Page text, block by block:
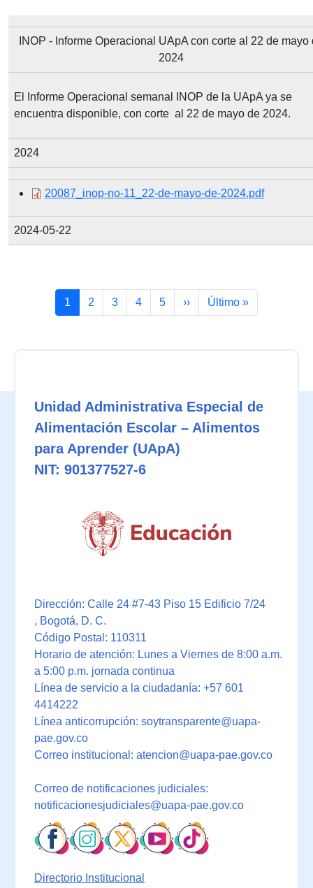
INOP - Informe Operacional UApA con corte al 22 de mayo
2024
El Informe Operacional semanal INOP de la UApA ya se
encuentra disponible, con corte al 22 de mayo de 2024.
2024
Document
20087_inop-no-11_22-de-mayo-de-2024.pdf
2024-05-22
Paginación
Page
1 Page
2 Page
3 Page
4 Page
5 Siguiente página
›› Última página
Último »
Unidad Administrativa Especial de
Alimentación Escolar – Alimentos
para Aprender (UApA)
NIT: 901377527-6
Dirección: Calle 24 #7-43 Piso 15 Edificio 7/24
, Bogotá, D. C.
Código Postal: 110311
Horario de atención: Lunes a Viernes de 8:00 a.m.
a 5:00 p.m. jornada continua
Línea de servicio a la ciudadanía: +57 601
4414222
Línea anticorrupción: soytransparente@uapa-
pae.gov.co
Correo institucional: atencion@uapa-pae.gov.co
Correo de notificaciones judiciales:
notificacionesjudiciales@uapa-pae.gov.co
Directorio Institucional